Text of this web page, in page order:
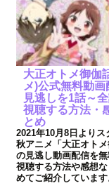
大正オトメ御伽
メ)公式無料動画
見逃しを1話～
視聴する方法・
とめ
2021年10月8日よりス
秋アニメ「大正オトメ
の見逃し動画配信を
視聴する方法や感想な
めてご紹介しています